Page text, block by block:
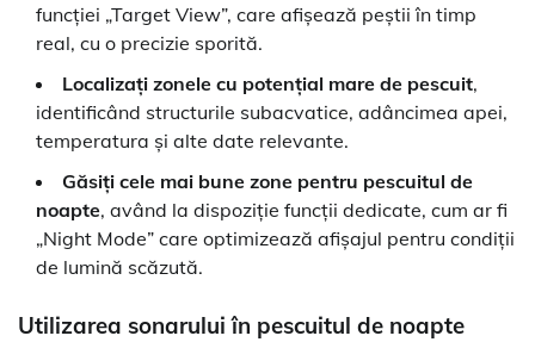
funcției „Target View”, care afișează peștii în timp
real, cu o precizie sporită.
Localizați zonele cu potențial mare de pescuit,
identificând structurile subacvatice, adâncimea apei,
temperatura și alte date relevante.
Găsiți cele mai bune zone pentru pescuitul de
noapte, având la dispoziție funcții dedicate, cum ar fi
„Night Mode” care optimizează afișajul pentru condiții
de lumină scăzută.
Utilizarea sonarului în pescuitul de noapte